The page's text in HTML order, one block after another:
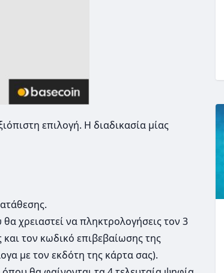
επιλογή. Η διαδικασία μίας
χρειαστεί να πληκτρολογήσεις τον 3
τον κωδικό επιβεβαίωσης της
με τον εκδότη της κάρτα σας).